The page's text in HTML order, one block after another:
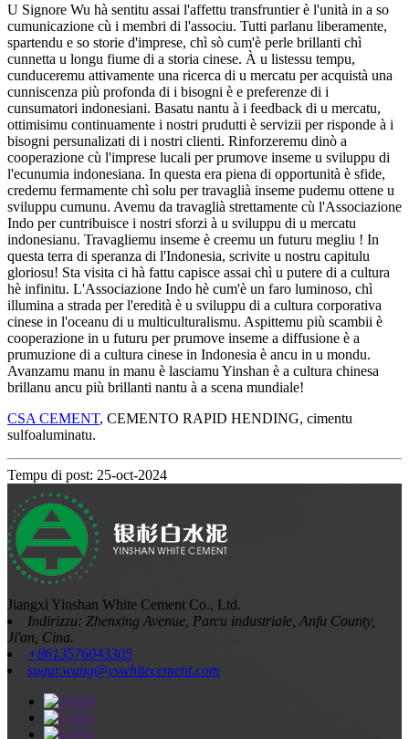
U Signore Wu hà sentitu assai l'affettu transfruntier è l'unità in a so
cumunicazione cù i membri di l'associu. Tutti parlanu liberamente,
spartendu e so storie d'imprese, chì sò cum'è perle brillanti chì
cunnetta u longu fiume di a storia cinese. À u listessu tempu,
cunduceremu attivamente una ricerca di u mercatu per acquistà una
cunniscenza più profonda di i bisogni è e preferenze di i
cunsumatori indonesiani. Basatu nantu à i feedback di u mercatu,
ottimisimu continuamente i nostri prudutti è servizii per risponde à i
bisogni persunalizati di i nostri clienti. Rinforzeremu dinò a
cooperazione cù l'imprese lucali per prumove inseme u sviluppu di
l'ecunumia indonesiana. In questa era piena di opportunità è sfide,
credemu fermamente chì solu per travaglià inseme pudemu ottene u
sviluppu cumunu. Avemu da travaglià strettamente cù l'Associazione
Indo per cuntribuisce i nostri sforzi à u sviluppu di u mercatu
indonesianu. Travagliemu inseme è creemu un futuru megliu ! In
questa terra di speranza di l'Indonesia, scrivite u nostru capitulu
gloriosu! Sta visita ci hà fattu capisce assai chì u putere di a cultura
hè infinitu. L'Associazione Indo hè cum'è un faro luminoso, chì
illumina a strada per l'eredità è u sviluppu di a cultura corporativa
cinese in l'oceanu di u multiculturalismu. Aspittemu più scambii è
cooperazione in u futuru per prumove inseme a diffusione è a
prumuzione di a cultura cinese in Indonesia è ancu in u mondu.
Avanzamu manu in manu è lasciamu Yinshan è a cultura chinesa
brillanu ancu più brillanti nantu à a scena mundiale!
CSA CEMENT, CEMENTO RAPID HENDING, cimentu
sulfoaluminatu.
Tempu di post: 25-oct-2024
Jiangxi Yinshan White Cement Co., Ltd.
Indirizzu: Zhenxing Avenue, Parcu industriale, Anfu County,
Ji'an, Cina.
+8613576043305
sugar.wang@yswhitecement.com